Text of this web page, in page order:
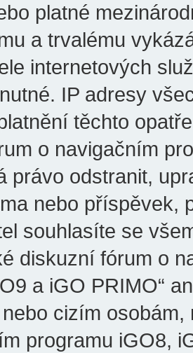
platné
a trvalému
internetových
IP adresy
těchto
o navigačním
právo odstranit,
nebo příspěvek,
souhlasíte se
diskuzní fórum o
a iGO PRIMO“
cizím
programu iGO8,